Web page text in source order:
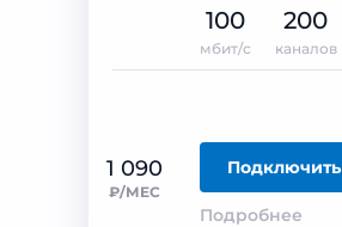
1 090
₽/МЕС
Подключить
Подробнее
100
мбит/с
200
каналов